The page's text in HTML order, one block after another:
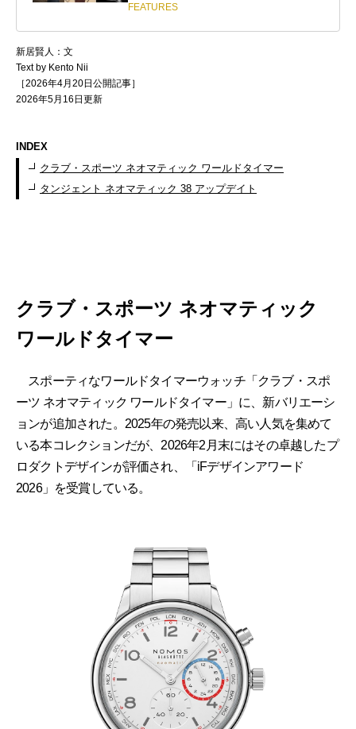
FEATURES
新居賢人：文
Text by Kento Nii
［2026年4月20日公開記事］
2026年5月16日更新
INDEX
クラブ・スポーツ ネオマティック ワールドタイマー
タンジェント ネオマティック 38 アップデイト
クラブ・スポーツ ネオマティック
ワールドタイマー
スポーティなワールドタイマーウォッチ「クラブ・スポ
ーツ ネオマティック ワールドタイマー」に、新バリエーシ
ョンが追加された。2025年の発売以来、高い人気を集めて
いる本コレクションだが、2026年2月末にはその卓越したプ
ロダクトデザインが評価され、「iFデザインアワード
2026」を受賞している。